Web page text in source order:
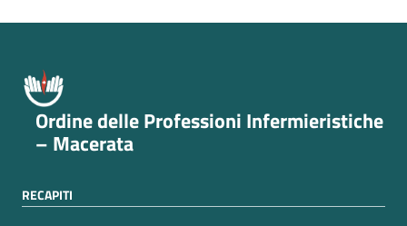
Ordine delle Professioni Infermieristiche
– Macerata
RECAPITI